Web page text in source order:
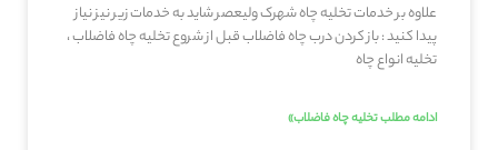
علاوه بر خدمات تخلیه چاه شهرک ولیعصر شاید به خدمات زیر نیز نیاز
پیدا کنید : باز کردن درب چاه فاضلاب قبل از شروع تخلیه چاه فاضلاب ،
تخلیه انواع چاه
ادامه مطلب تخلیه چاه فاضلاب»